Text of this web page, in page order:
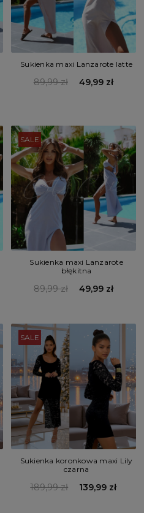
Sukienka maxi Lanzarote latte
89,99 zł 49,99 zł
SALE
Sukienka maxi Lanzarote
błękitna
89,99 zł 49,99 zł
SALE
Sukienka koronkowa maxi Lily
czarna
189,99 zł 139,99 zł